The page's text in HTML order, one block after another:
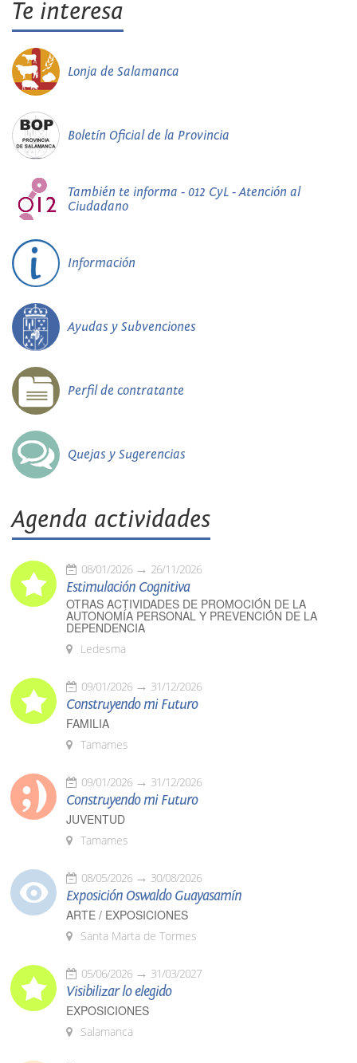
Te interesa
Lonja de Salamanca
Boletín Oficial de la Provincia
También te informa - 012 CyL - Atención al
Ciudadano
Información
Ayudas y Subvenciones
Perfil de contratante
Quejas y Sugerencias
Agenda actividades
08/01/2026 26/11/2026
Estimulación Cognitiva
OTRAS ACTIVIDADES DE PROMOCIÓN DE LA
AUTONOMÍA PERSONAL Y PREVENCIÓN DE LA
DEPENDENCIA
Ledesma
09/01/2026 31/12/2026
Construyendo mi Futuro
FAMILIA
Tamames
09/01/2026 31/12/2026
Construyendo mi Futuro
JUVENTUD
Tamames
08/05/2026 30/08/2026
Exposición Oswaldo Guayasamín
ARTE / EXPOSICIONES
Santa Marta de Tormes
05/06/2026 31/03/2027
Visibilizar lo elegido
EXPOSICIONES
Salamanca